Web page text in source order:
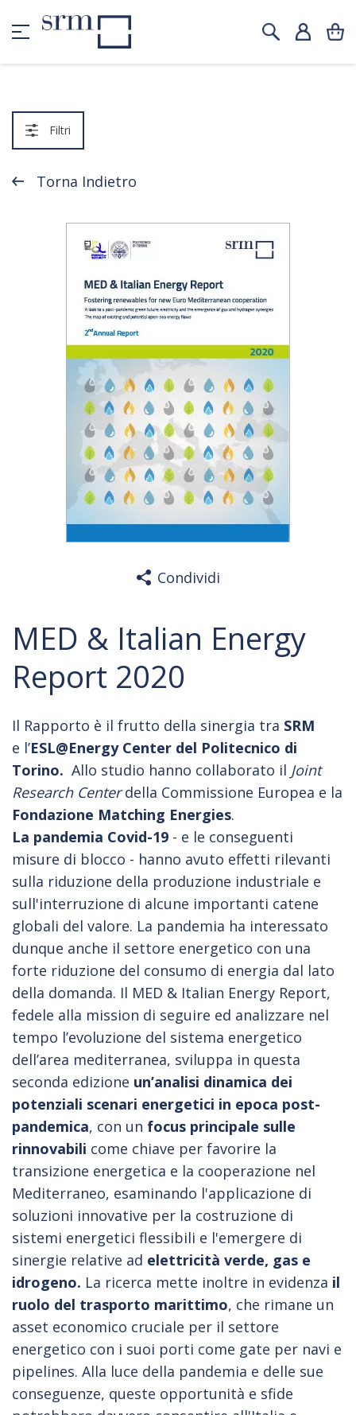
Filtri
Torna Indietro
Condividi
MED & Italian Energy
Report 2020
Il Rapporto è il frutto della sinergia tra SRM
e l’ESL@Energy Center del Politecnico di
Torino. Allo studio hanno collaborato il Joint
Research Centerdella Commissione Europea e la
Fondazione Matching Energies.
La pandemia Covid-19 - e le conseguenti
misure di blocco - hanno avuto effetti rilevanti
sulla riduzione della produzione industriale e
sull'interruzione di alcune importanti catene
globali del valore. La pandemia ha interessato
dunque anche il settore energetico con una
forte riduzione del consumo di energia dal lato
della domanda. Il MED & Italian Energy Report,
fedele alla mission di seguire ed analizzare nel
tempo l’evoluzione del sistema energetico
dell’area mediterranea, sviluppa in questa
seconda edizione un’analisi dinamica dei
potenziali scenari energetici in epoca post-
pandemica, con un focus principale sulle
rinnovabili come chiave per favorire la
transizione energetica e la cooperazione nel
Mediterraneo, esaminando l'applicazione di
soluzioni innovative per la costruzione di
sistemi energetici flessibili e l'emergere di
sinergie relative ad elettricità verde, gas e
idrogeno. La ricerca mette inoltre in evidenza il
ruolo del trasporto marittimo, che rimane un
asset economico cruciale per il settore
energetico con i suoi porti come gate per navi e
pipelines. Alla luce della pandemia e delle sue
conseguenze, queste opportunità e sfide